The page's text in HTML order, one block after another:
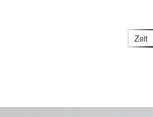
Zeit